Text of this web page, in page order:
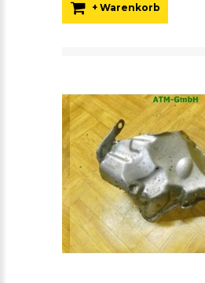
+ Warenkorb